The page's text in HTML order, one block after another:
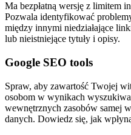
Ma bezpłatną wersję z limitem
Pozwala identyfikować
między innymi niedziałające
lub nieistniejące tytuły i opisy.
Google SEO tools
Spraw, aby zawartość Twojej
osobom w wynikach
wewnętrznych zasobów samej
danych. Dowiedz się, jak